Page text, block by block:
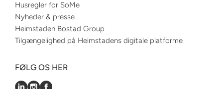
Husregler for SoMe
Nyheder & presse
Heimstaden Bostad Group
Tilgængelighed på Heimstadens digitale platforme
FØLG OS HER